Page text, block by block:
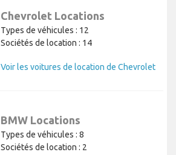
Chevrolet Locations
Types de véhicules : 12
Sociétés de location : 14
Voir les voitures de location de Chevrolet
BMW Locations
Types de véhicules : 8
Sociétés de location : 2